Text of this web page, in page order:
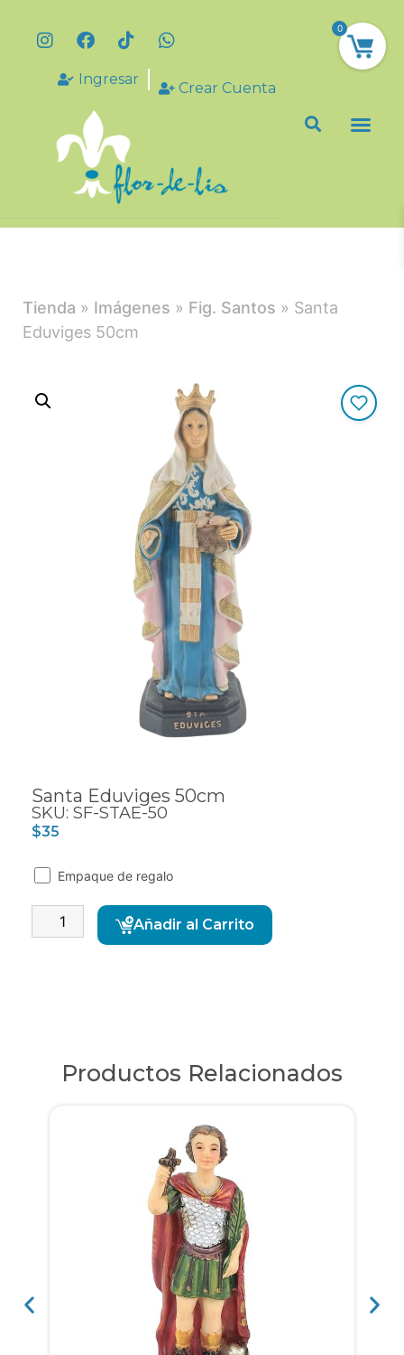
Ingresar
Crear Cuenta
Tienda » Imágenes » Fig. Santos » Santa
Eduviges 50cm
Santa Eduviges 50cm
SKU: SF-STAE-50
$35
Empaque de regalo
Añadir al Carrito
Productos Relacionados
0